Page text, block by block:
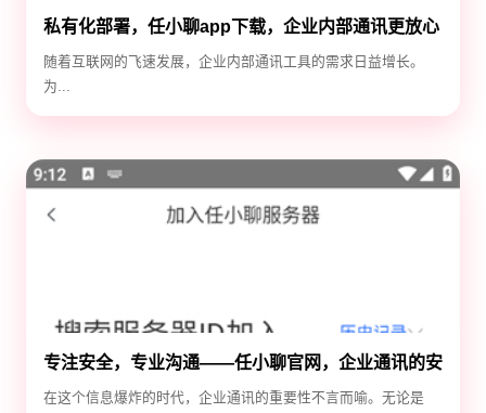
私有化部署，任小聊app下载，企业内部通讯更放心
随着互联网的飞速发展，企业内部通讯工具的需求日益增长。
为...
专注安全，专业沟通——任小聊官网，企业通讯的安
全守护神
在这个信息爆炸的时代，企业通讯的重要性不言而喻。无论是